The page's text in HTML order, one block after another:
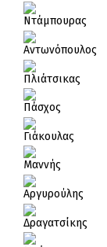
Ντάμπουρας
Αντωνόπουλος
Πλιάτσικας
Πάσχος
Γιάκουλας
Μαννής
Αργυρούλης
Δραγατσίκης